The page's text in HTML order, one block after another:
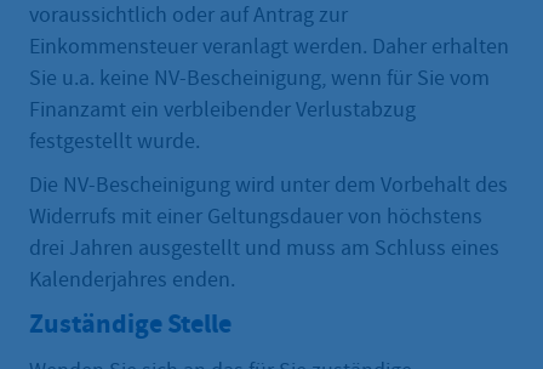
voraussichtlich oder auf Antrag zur
Einkommensteuer veranlagt werden. Daher erhalten
Sie u.a. keine NV-Bescheinigung, wenn für Sie vom
Finanzamt ein verbleibender Verlustabzug
festgestellt wurde.
Die NV-Bescheinigung wird unter dem Vorbehalt des
Widerrufs mit einer Geltungsdauer von höchstens
drei Jahren ausgestellt und muss am Schluss eines
Kalenderjahres enden.
Zuständige Stelle